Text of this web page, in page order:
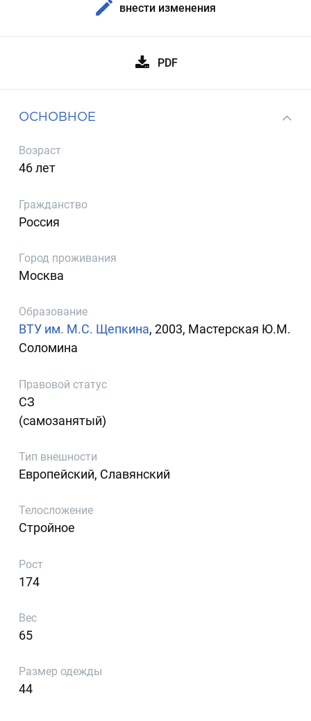
внести изменения
PDF
ОСНОВНОЕ
Возраст
46 лет
Гражданство
Россия
Город проживания
Москва
Образование
ВТУ им. М.С. Щепкина, 2003, Мастерская Ю.М.
Соломина
Правовой статус
СЗ
(самозанятый)
Тип внешности
Европейский, Славянский
Телосложение
Стройное
Рост
174
Вес
65
Размер одежды
44